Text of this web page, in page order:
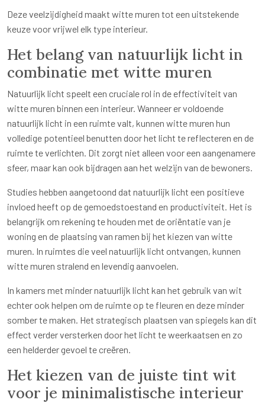
Deze veelzijdigheid maakt witte muren tot een uitstekende
keuze voor vrijwel elk type interieur.
Het belang van natuurlijk licht in
combinatie met witte muren
Natuurlijk licht speelt een cruciale rol in de effectiviteit van
witte muren binnen een interieur. Wanneer er voldoende
natuurlijk licht in een ruimte valt, kunnen witte muren hun
volledige potentieel benutten door het licht te reflecteren en de
ruimte te verlichten. Dit zorgt niet alleen voor een aangenamere
sfeer, maar kan ook bijdragen aan het welzijn van de bewoners.
Studies hebben aangetoond dat natuurlijk licht een positieve
invloed heeft op de gemoedstoestand en productiviteit. Het is
belangrijk om rekening te houden met de oriëntatie van je
woning en de plaatsing van ramen bij het kiezen van witte
muren. In ruimtes die veel natuurlijk licht ontvangen, kunnen
witte muren stralend en levendig aanvoelen.
In kamers met minder natuurlijk licht kan het gebruik van wit
echter ook helpen om de ruimte op te fleuren en deze minder
somber te maken. Het strategisch plaatsen van spiegels kan dit
effect verder versterken door het licht te weerkaatsen en zo
een helderder gevoel te creëren.
Het kiezen van de juiste tint wit
voor je minimalistische interieur